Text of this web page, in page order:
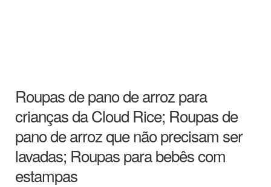
Roupas de pano de arroz para
crianças da Cloud Rice; Roupas de
pano de arroz que não precisam ser
lavadas; Roupas para bebês com
estampas